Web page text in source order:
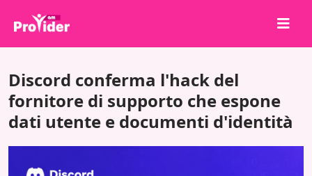
Chi siamo
Accedi
Iscriviti
Servizi
Discord conferma l'hack del
fornitore di supporto che espone
dati utente e documenti d'identità